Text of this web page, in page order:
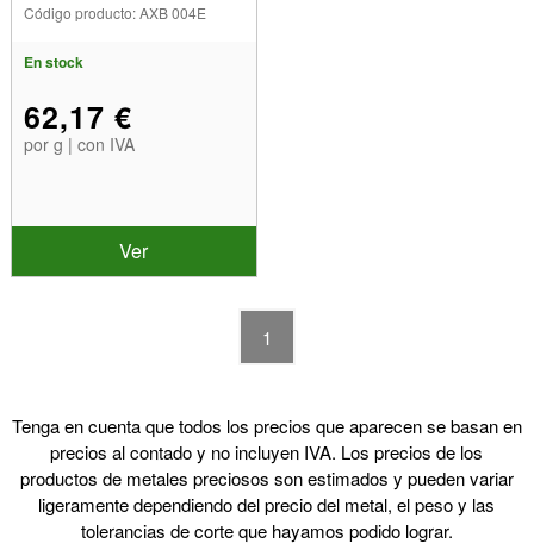
Temperatura de trabajo
En stock
Artículos en venta
Código producto: AXB 004E
En stock
62,17 €
por g | con IVA
Ver
1
Tenga en cuenta que todos los precios que aparecen se basan en
precios al contado y no incluyen IVA. Los precios de los
productos de metales preciosos son estimados y pueden variar
ligeramente dependiendo del precio del metal, el peso y las
tolerancias de corte que hayamos podido lograr.